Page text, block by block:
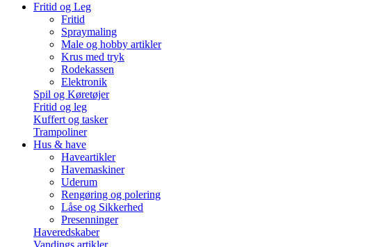
Fritid og Leg
Fritid
Spraymaling
Male og hobby artikler
Krus med tryk
Rodekassen
Elektronik
Spil og Køretøjer
Fritid og leg
Kuffert og tasker
Trampoliner
Hus & have
Haveartikler
Havemaskiner
Uderum
Rengøring og polering
Låse og Sikkerhed
Presenninger
Haveredskaber
Vandings artikler